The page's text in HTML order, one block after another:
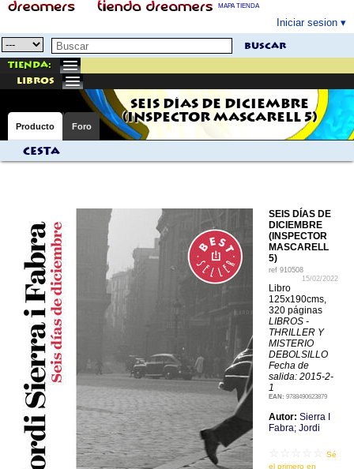
MAPA TIENDA
Iniciar sesion
buscar
Tienda:
libros
SEIS DÍAS DE DICIEMBRE
(INSPECTOR MASCARELL 5)
Producto Foro
Cesta
SEIS DÍAS DE
DICIEMBRE
(INSPECTOR
MASCARELL
5)
ref 910508
15/02/2022
Libro
125x190cms,
320 páginas
LIBROS -
THRILLER Y
MISTERIO
DEBOLSILLO
Fecha de
salida: 2015-2-
1
EAN: 9788490623879
Autor: Sierra I
Fabra; Jordi
Sé
el primero en